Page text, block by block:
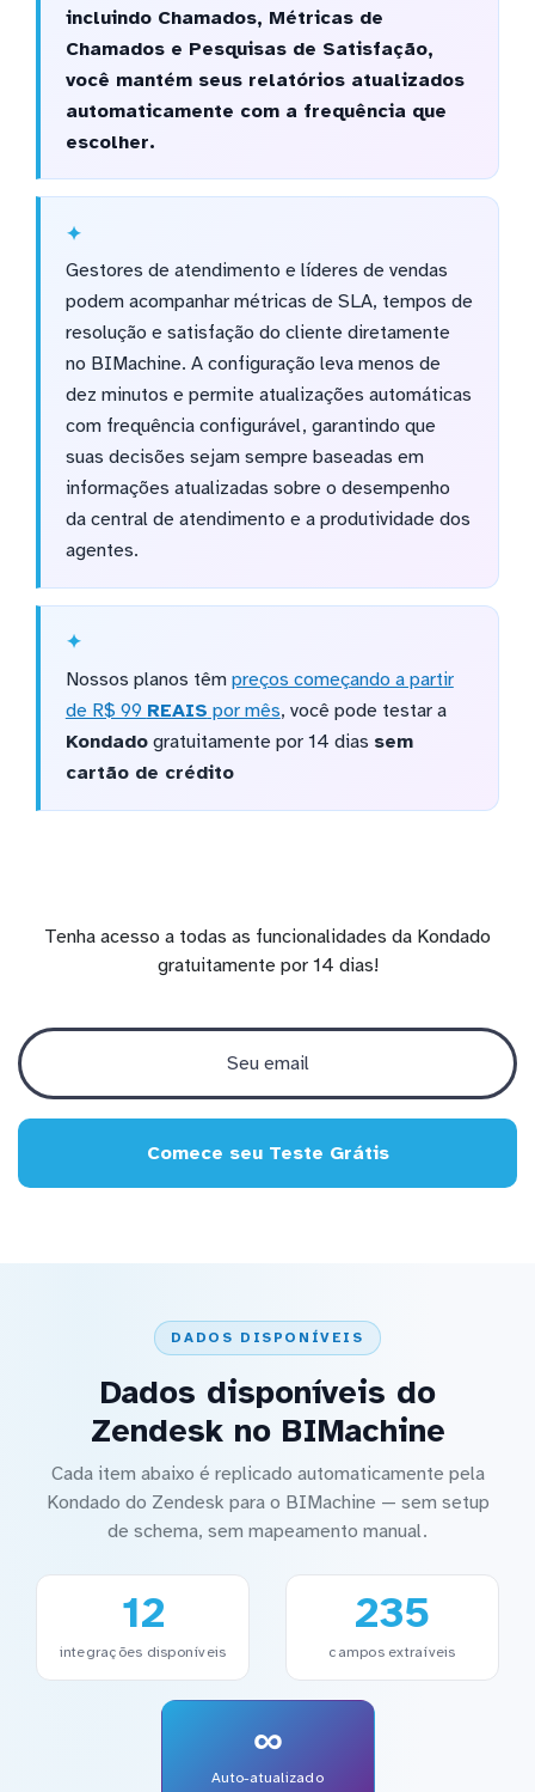
incluindo Chamados, Métricas de
Chamados e Pesquisas de Satisfação,
você mantém seus relatórios atualizados
automaticamente com a frequência que
escolher.
Gestores de atendimento e líderes de vendas
podem acompanhar métricas de SLA, tempos de
resolução e satisfação do cliente diretamente
no BIMachine. A configuração leva menos de
dez minutos e permite atualizações automáticas
com frequência configurável, garantindo que
suas decisões sejam sempre baseadas em
informações atualizadas sobre o desempenho
da central de atendimento e a produtividade dos
agentes.
Nossos planos têm preços começando a partir
de R$ 99 REAIS por mês, você pode testar a
Kondadogratuitamente por 14 dias sem
cartão de crédito
Tenha acesso a todas as funcionalidades da Kondado
gratuitamente por 14 dias!
Comece seu Teste Grátis
DADOS DISPONÍVEIS
Dados disponíveis do
Zendesk no BIMachine
Cada item abaixo é replicado automaticamente pela
Kondado do Zendesk para o BIMachine — sem setup
de schema, sem mapeamento manual.
12
integrações disponíveis
235
campos extraíveis
∞
Auto-atualizado